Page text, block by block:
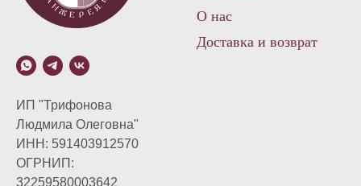
ИП "Трифонова
Людмила Олеговна"
ИНН: 591403912570
ОГРНИП:
32259580003642
О нас
Доставка и возврат